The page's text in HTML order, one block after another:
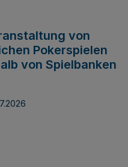
von
Pokerspielen
von Spielbanken